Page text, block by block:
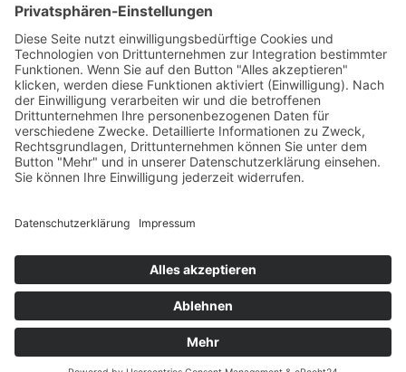
Anmeldung
Da die Zimmeranzahl sehr begrenzt ist, bitte ich um
schnellstmögliche Anmeldungen
Datenschutz
AGB